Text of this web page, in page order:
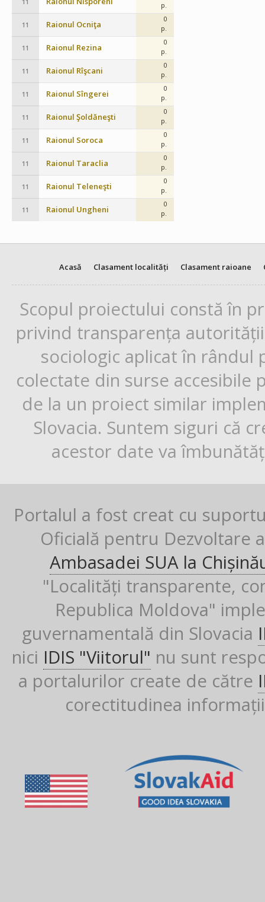
p.
11 Raionul Ocniţa
0
p.
11 Raionul Rezina
0
p.
11 Raionul Rîşcani
0
p.
11 Raionul Sîngerei
0
p.
11 Raionul Şoldăneşti
0
p.
11 Raionul Soroca
0
p.
11 Raionul Taraclia
0
p.
11 Raionul Teleneşti
0
p.
11 Raionul Ungheni
0
p.
Acasă Clasament localități Clasament raioane
Scopul proiectului constă în
privind transparența
sociologic aplicat în rândul
colectate din surse
de la un proiect similar
Slovacia. Suntem siguri că
acestor date va
Portalul a fost creat cu
Oficială pentru Dezvoltare
Ambasadei SUA la
"Localități transparente,
Republica Moldova"
guvernamentală din Slovacia
nici IDIS "Viitorul" nu sunt
a portalurilor create de către
corectitudinea